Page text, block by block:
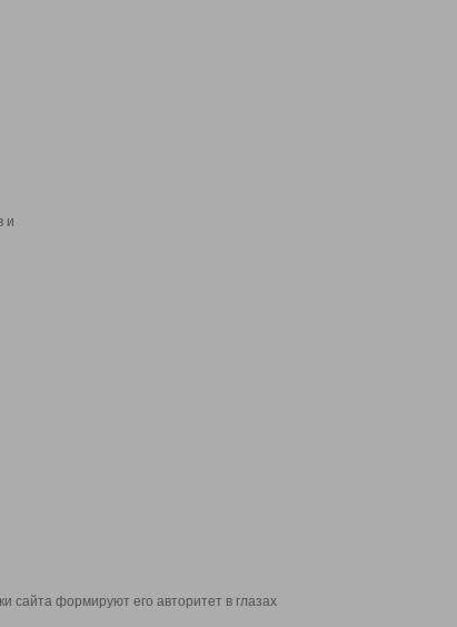
и
сайта формируют его авторитет в глазах